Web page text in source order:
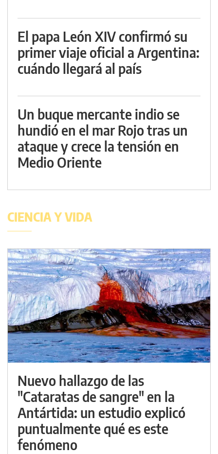
El papa León XIV confirmó su
primer viaje oficial a Argentina:
cuándo llegará al país
Un buque mercante indio se
hundió en el mar Rojo tras un
ataque y crece la tensión en
Medio Oriente
CIENCIA Y VIDA
Nuevo hallazgo de las
"Cataratas de sangre" en la
Antártida: un estudio explicó
puntualmente qué es este
fenómeno